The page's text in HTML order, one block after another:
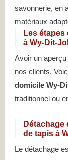
savonnerie, en
matériaux
Les
à Wy-Dit-
Avoir un aperçu
nos clients.
domicile Wy-
traditionnel ou
de tapis à
Le détachage